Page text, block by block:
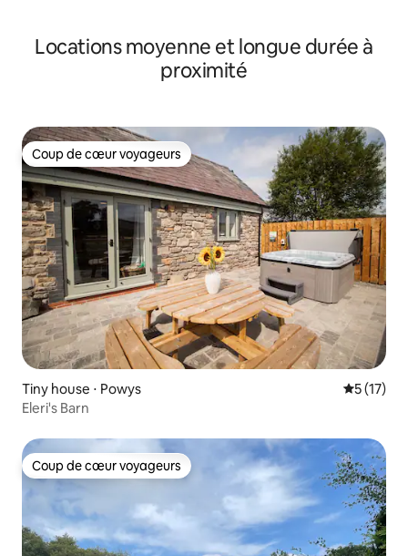
Locations moyenne et longue durée à
proximité
Coup de cœur voyageurs
Coup de cœur voyageurs
Tiny house ⋅ Powys
5 (17)
Eleri's Barn
Coup de cœur voyageurs
Coup de cœur voyageurs